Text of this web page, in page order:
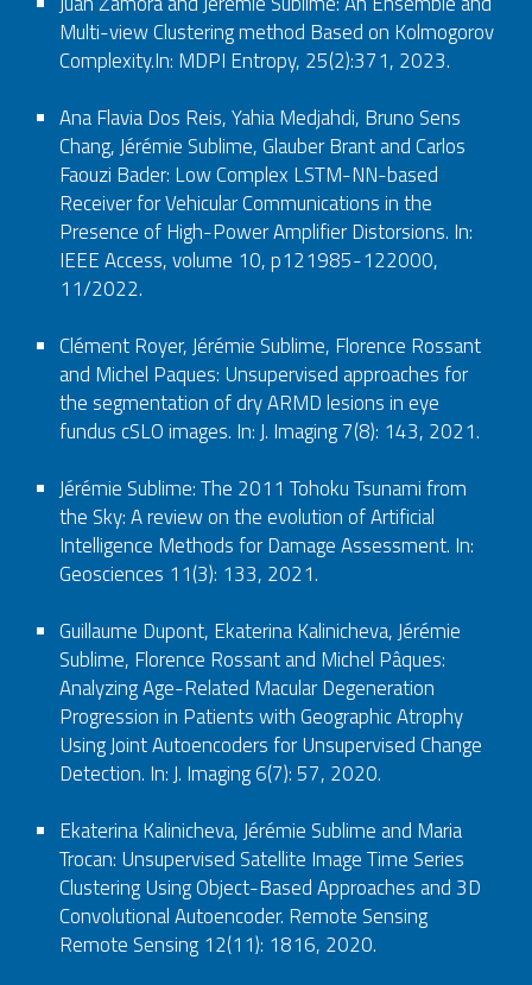
Multi-view Clustering method Based on Kolmogorov
Complexity.In: MDPI Entropy, 25(2):371, 2023.
Ana Flavia Dos Reis, Yahia Medjahdi, Bruno Sens
Chang, Jérémie Sublime, Glauber Brant and Carlos
Faouzi Bader: Low Complex LSTM-NN-based
Receiver for Vehicular Communications in the
Presence of High-Power Amplifier Distorsions. In:
IEEE Access, volume 10, p121985-122000,
11/2022.
Clément Royer, Jérémie Sublime, Florence Rossant
and Michel Paques: Unsupervised approaches for
the segmentation of dry ARMD lesions in eye
fundus cSLO images. In: J. Imaging 7(8): 143, 2021.
Jérémie Sublime: The 2011 Tohoku Tsunami from
the Sky: A review on the evolution of Artificial
Intelligence Methods for Damage Assessment. In:
Geosciences 11(3): 133, 2021.
Guillaume Dupont, Ekaterina Kalinicheva, Jérémie
Sublime, Florence Rossant and Michel Pâques:
Analyzing Age-Related Macular Degeneration
Progression in Patients with Geographic Atrophy
Using Joint Autoencoders for Unsupervised Change
Detection. In: J. Imaging 6(7): 57, 2020.
Ekaterina Kalinicheva, Jérémie Sublime and Maria
Trocan: Unsupervised Satellite Image Time Series
Clustering Using Object-Based Approaches and 3D
Convolutional Autoencoder. Remote Sensing
Remote Sensing 12(11): 1816, 2020.